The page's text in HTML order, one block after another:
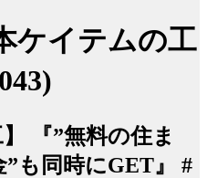
ケイテムの工
『”無料の住ま
も同時にGET』 #